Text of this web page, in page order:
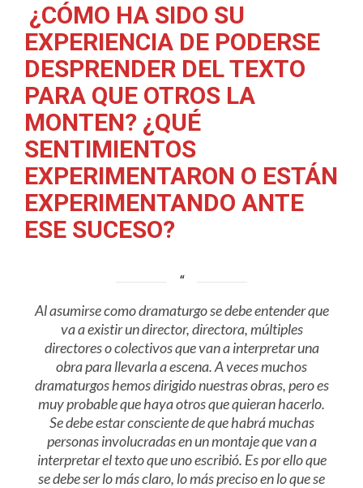
¿CÓMO HA SIDO SU
EXPERIENCIA DE PODERSE
DESPRENDER DEL TEXTO
PARA QUE OTROS LA
MONTEN? ¿QUÉ
SENTIMIENTOS
EXPERIMENTARON O ESTÁN
EXPERIMENTANDO ANTE
ESE SUCESO?
Al asumirse como dramaturgo se debe entender que
va a existir un director, directora, múltiples
directores o colectivos que van a interpretar una
obra para llevarla a escena. A veces muchos
dramaturgos hemos dirigido nuestras obras, pero es
muy probable que haya otros que quieran hacerlo.
Se debe estar consciente de que habrá muchas
personas involucradas en un montaje que van a
interpretar el texto que uno escribió. Es por ello que
se debe ser lo más claro, lo más preciso en lo que se